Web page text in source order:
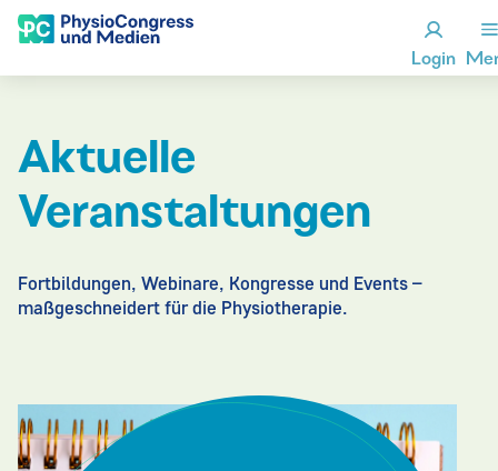
Login
Aktuelle
Veranstaltungen
Fortbildungen, Webinare, Kongresse und Events –
maßgeschneidert für die Physiotherapie.